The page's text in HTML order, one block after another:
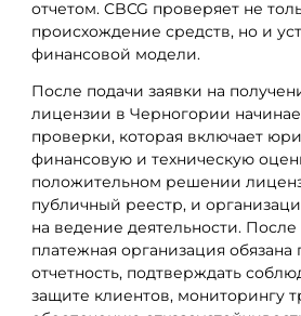
отчетом. CBCG проверяет не
происхождение средств, но и
финансовой модели.
После подачи заявки на
лицензии в Черногории
проверки, которая включает
финансовую и техническую
положительном решении
публичный реестр, и
на ведение деятельности.
платежная организация обязана
отчетность, подтверждать
защите клиентов, мониторингу